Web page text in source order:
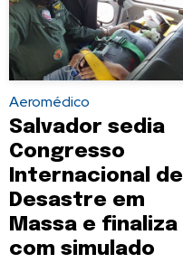
Aeromédico
Salvador sedia
Congresso
Internacional de
Desastre em
Massa e finaliza
com simulado